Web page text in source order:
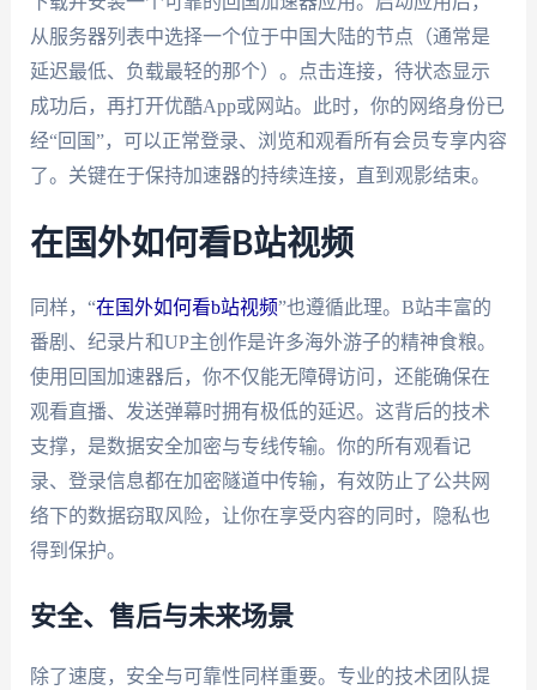
从服务器列表中选择一个位于中国大陆的节点（通常是
延迟最低、负载最轻的那个）。点击连接，待状态显示
成功后，再打开优酷App或网站。此时，你的网络身份已
经“回国”，可以正常登录、浏览和观看所有会员专享内容
了。关键在于保持加速器的持续连接，直到观影结束。
在国外如何看B站视频
同样，“在国外如何看b站视频”也遵循此理。B站丰富的
番剧、纪录片和UP主创作是许多海外游子的精神食粮。
使用回国加速器后，你不仅能无障碍访问，还能确保在
观看直播、发送弹幕时拥有极低的延迟。这背后的技术
支撑，是数据安全加密与专线传输。你的所有观看记
录、登录信息都在加密隧道中传输，有效防止了公共网
络下的数据窃取风险，让你在享受内容的同时，隐私也
得到保护。
安全、售后与未来场景
除了速度，安全与可靠性同样重要。专业的技术团队提